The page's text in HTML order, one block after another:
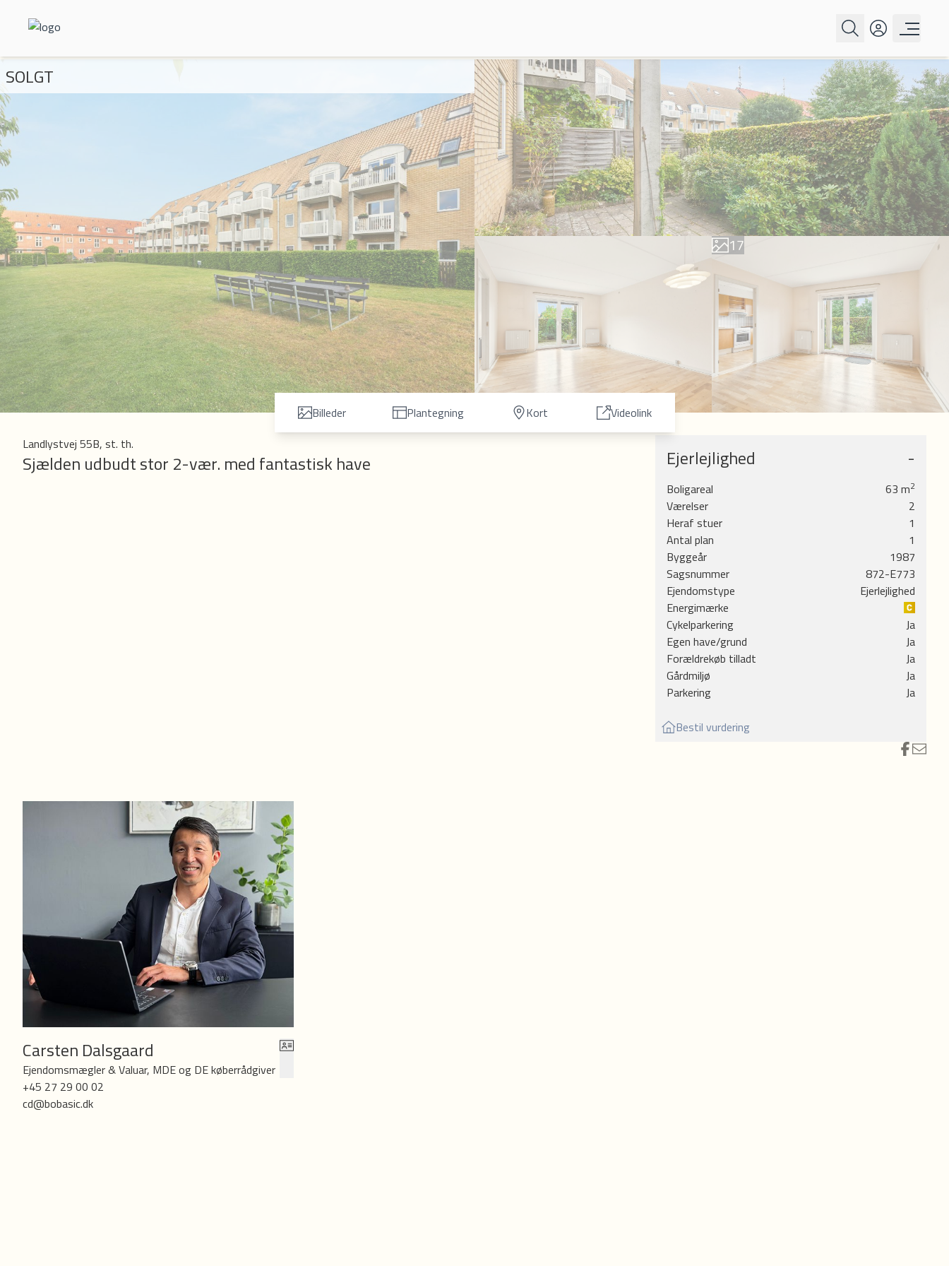
SOLGT
0
1
2
4
5
6
7
8
9
0
1
2
3
4
5
6
7
8
Billeder Plantegning Kort
Videolink
Landlystvej 55B, st. th.
Sjælden udbudt stor 2-vær. med fantastisk have
- Stor solrig have
- 350 meter fra Hvidovre Station og Hvidovre Centret
Ejerlejlighed -
Boligareal 63 m2
Værelser
2
Heraf stuer
1
Antal plan
1
Byggeår
1987
Sagsnummer
872-E773
Ejendomstype
Ejerlejlighed
Energimærke
Cykelparkering
Ja
Egen have/grund
Ja
Forældrekøb tilladt
Ja
Gårdmiljø
Ja
Parkering
Ja
Bestil vurdering
Carsten Dalsgaard
Ejendomsmægler & Valuar, MDE og DE køberrådgiver
+45 27 29 00 02
cd@bobasic.dk